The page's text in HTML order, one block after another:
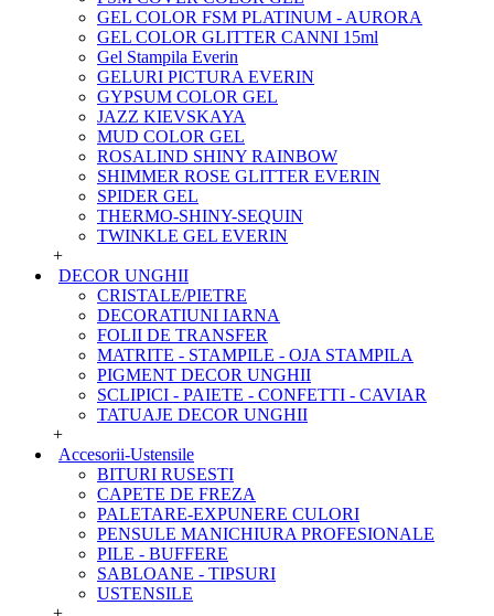
GEL COLOR FSM PLATINUM - AURORA
GEL COLOR GLITTER CANNI 15ml
Gel Stampila Everin
GELURI PICTURA EVERIN
GYPSUM COLOR GEL
JAZZ KIEVSKAYA
MUD COLOR GEL
ROSALIND SHINY RAINBOW
SHIMMER ROSE GLITTER EVERIN
SPIDER GEL
THERMO-SHINY-SEQUIN
TWINKLE GEL EVERIN
+
DECOR UNGHII
CRISTALE/PIETRE
DECORATIUNI IARNA
FOLII DE TRANSFER
MATRITE - STAMPILE - OJA STAMPILA
PIGMENT DECOR UNGHII
SCLIPICI - PAIETE - CONFETTI - CAVIAR
TATUAJE DECOR UNGHII
+
Accesorii-Ustensile
BITURI RUSESTI
CAPETE DE FREZA
PALETARE-EXPUNERE CULORI
PENSULE MANICHIURA PROFESIONALE
PILE - BUFFERE
SABLOANE - TIPSURI
USTENSILE